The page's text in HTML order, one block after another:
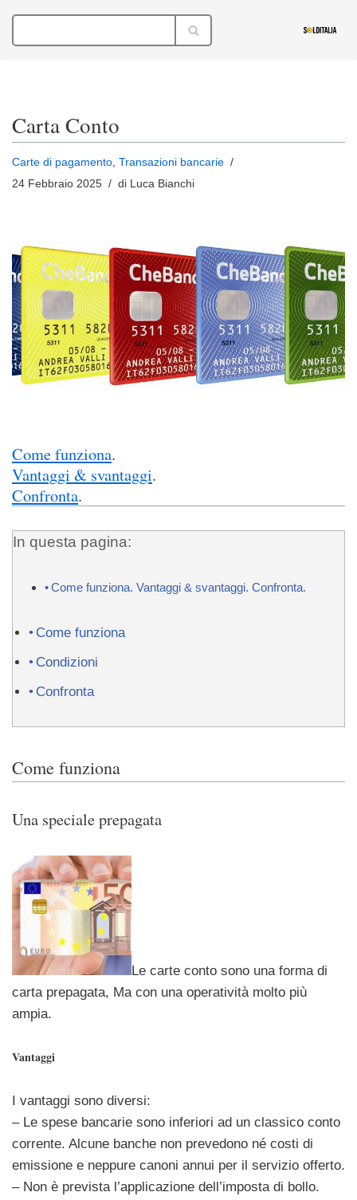
Vai
Carta Conto
Carte di pagamento, Transazioni bancarie
24 Febbraio 2025
di Luca Bianchi
Come funziona.
Vantaggi & svantaggi.
Confronta.
In questa pagina:
Come funziona. Vantaggi & svantaggi. Confronta.
Come funziona
Condizioni
Confronta
Come funziona
Una speciale prepagata
Le carte conto sono una forma di
carta prepagata, Ma con una operatività molto più
ampia.
Vantaggi
I vantaggi sono diversi:
– Le spese bancarie sono inferiori ad un classico conto
corrente. Alcune banche non prevedono né costi di
emissione e neppure canoni annui per il servizio offerto.
– Non è prevista l’applicazione dell’imposta di bollo.